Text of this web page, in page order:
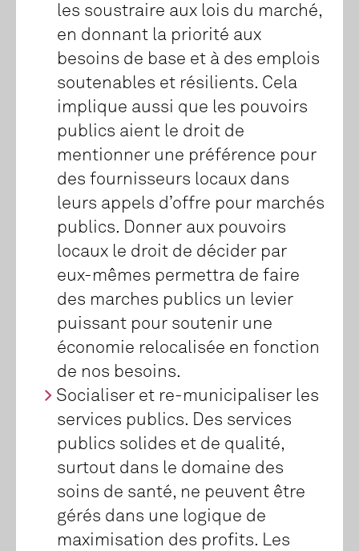
les soustraire aux lois du marché,
en donnant la priorité aux
besoins de base et à des emplois
soutenables et résilients. Cela
implique aussi que les pouvoirs
publics aient le droit de
mentionner une préférence pour
des fournisseurs locaux dans
leurs appels d’offre pour marchés
publics. Donner aux pouvoirs
locaux le droit de décider par
eux-mêmes permettra de faire
des marches publics un levier
puissant pour soutenir une
économie relocalisée en fonction
de nos besoins.
Socialiser et re-municipaliser les
services publics. Des services
publics solides et de qualité,
surtout dans le domaine des
soins de santé, ne peuvent être
gérés dans une logique de
maximisation des profits. Les